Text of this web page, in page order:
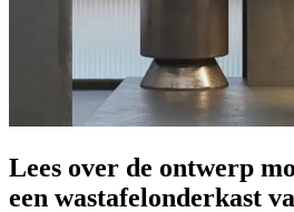
Lees over de ontwerp
een wastafelonderkast